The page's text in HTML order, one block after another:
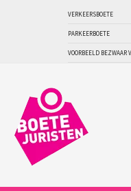
VERKEERSBOETE
PARKEERBOETE
VOORBEELD BEZWAAR